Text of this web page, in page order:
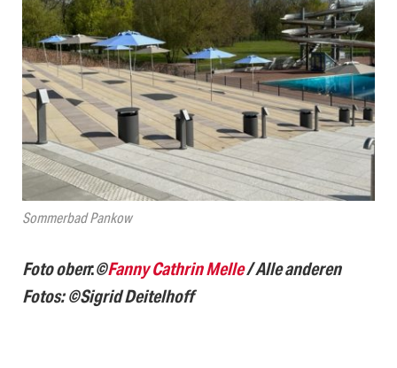
Sommerbad Pankow
Foto oben:©Fanny Cathrin Melle/ Alle anderen
Fotos: ©Sigrid Deitelhoff